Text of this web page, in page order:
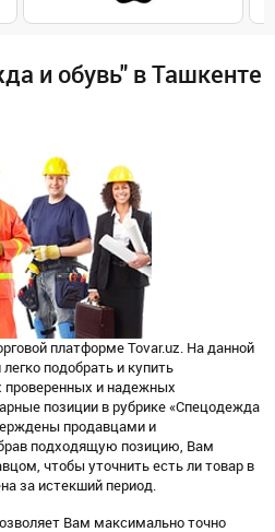
и обувь" в Ташкенте
платформе Tovar.uz. На данной
подобрать и купить
проверенных и надежных
позиции в рубрике «Спецодежда
продавцами и
подходящую позицию, Вам
чтобы уточнить есть ли товар в
за истекший период.
Вам максимально точно